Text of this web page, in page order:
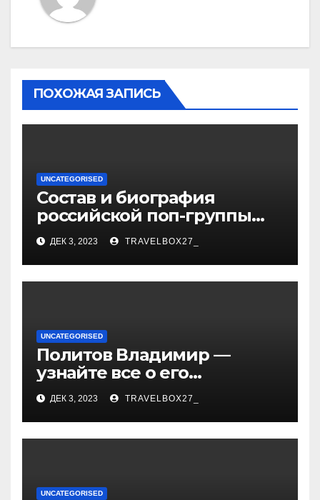
ПОХОЖАЯ ЗАПИСЬ
UNCATEGORISED
Состав и биография
российской поп-группы
«Иванушки интернешнл»
— история успеха, музыка
и судьбы участников
ДЕК 3, 2023 TRAVELBOX27_
UNCATEGORISED
Политов Владимир —
узнайте все о его
биографии, возрасте и
впечатляющих
достижениях!
ДЕК 3, 2023 TRAVELBOX27_
UNCATEGORISED